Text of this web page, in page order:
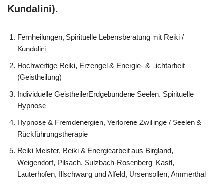
Kundalini).
Fernheilungen, Spirituelle Lebensberatung mit Reiki /
Kundalini
Hochwertige Reiki, Erzengel & Energie- & Lichtarbeit
(Geistheilung)
Individuelle GeistheilerErdgebundene Seelen, Spirituelle
Hypnose
Hypnose & Fremdenergien, Verlorene Zwillinge / Seelen &
Rückführungstherapie
Reiki Meister, Reiki & Energiearbeit aus Birgland,
Weigendorf, Pilsach, Sulzbach-Rosenberg, Kastl,
Lauterhofen, Illschwang und Alfeld, Ursensollen, Ammerthal